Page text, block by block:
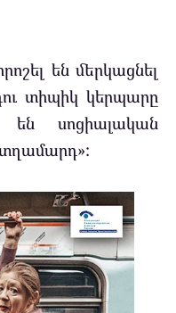
են մերկացնել
տիպիկ կերպարը
են սոցիալական